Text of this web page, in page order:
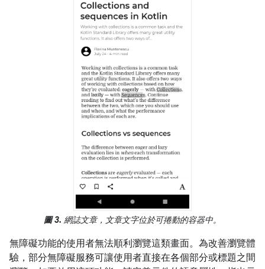
圖 3. 網誌文章，文章文字位於可捲動的容器中。
無障礙功能的使用者無法順利瀏覽這類畫面。為改善瀏覽體
驗，部分無障礙服務可讓使用者直接在各個部分或標題之間